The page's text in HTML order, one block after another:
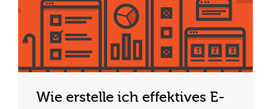
Wie erstelle ich effektives E-